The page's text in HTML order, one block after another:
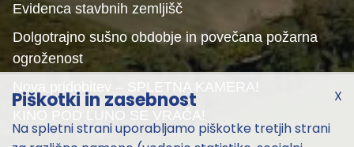
Evidenca stavbnih zemljišč
Dolgotrajno sušno obdobje in povečana požarna
ogroženost
Nova pridobitev – SPLETNA KAMERA!
KINO POD LUNO SE VRAČA!
X
Piškotki in zasebnost
Na spletni strani uporabljamo piškotke tretjih strani